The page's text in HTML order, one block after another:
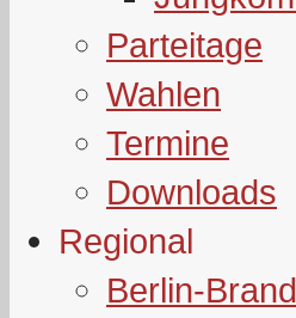
Parteitage
Wahlen
Termine
Downloads
Regional
Berlin-